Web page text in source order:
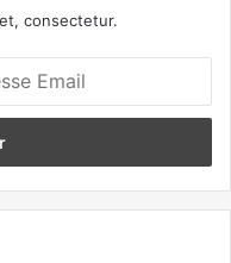
consectetur.